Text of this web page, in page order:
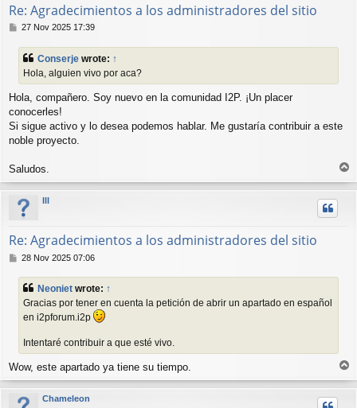
Re: Agradecimientos a los administradores del sitio
P
s
27 Nov 2025 17:39
Conserje wrote: ↑
Hola, alguien vivo por aca?
Hola, compañero. Soy nuevo en la comunidad I2P. ¡Un placer
conocerles!
Si sigue activo y lo desea podemos hablar. Me gustaría contribuir a este
noble proyecto.
Saludos.
p
lll
Re: Agradecimientos a los administradores del sitio
P
s
28 Nov 2025 07:06
Neoniet wrote: ↑
Gracias por tener en cuenta la petición de abrir un apartado en español
en i2pforum.i2p
Intentaré contribuir a que esté vivo.
Wow, este apartado ya tiene su tiempo.
o
p
Chameleon